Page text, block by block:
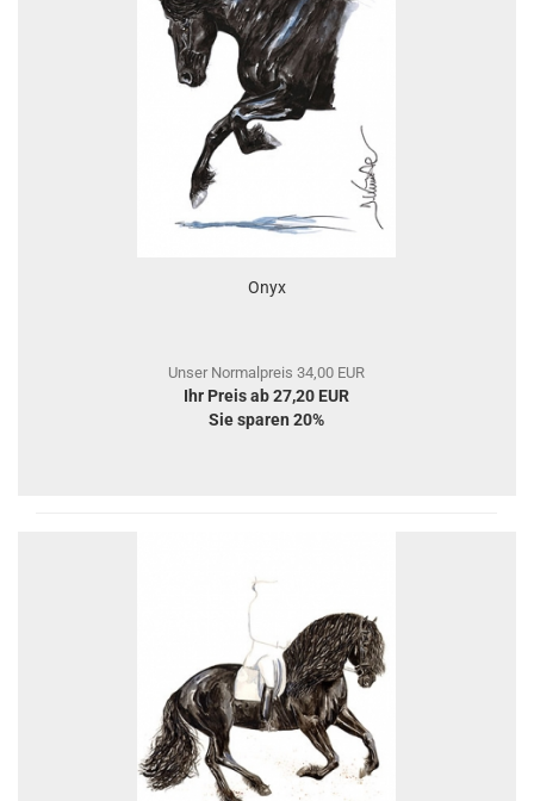
Onyx
Unser Normalpreis 34,00 EUR
Ihr Preis ab 27,20 EUR
Sie sparen 20%